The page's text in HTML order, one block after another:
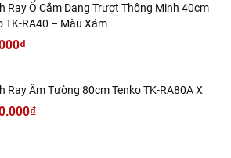
Ray Ổ Cắm Dạng Trượt Thông Minh 40cm
TK-RA40 – Màu Xám
Ray Âm Tường 80cm Tenko TK-RA80A X